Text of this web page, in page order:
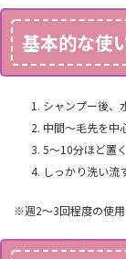
基本的な使
シャンプー後、
中間〜毛先を中
5〜10分ほど置
しっかり洗い流
※週2〜3回程度の使